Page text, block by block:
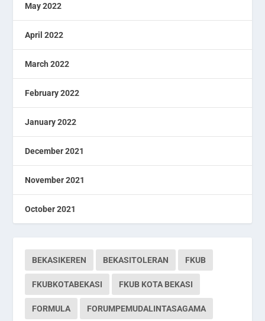
May 2022
April 2022
March 2022
February 2022
January 2022
December 2021
November 2021
October 2021
BEKASIKEREN BEKASITOLERAN FKUB
FKUBKOTABEKASI FKUB KOTA BEKASI
FORMULA FORUMPEMUDALINTASAGAMA